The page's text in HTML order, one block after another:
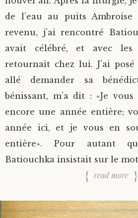
de l’eau au puits
revenu, j’ai rencontré
avait célébré, et avec les
retournait chez lui. J’ai
allé demander sa
bénissant, m’a dit : «Je
encore une année entière;
année ici, et je vous en
entière». Pour autant
Batiouchka insistait sur le mot
read more